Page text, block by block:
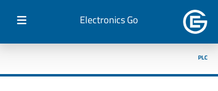
Electronics Go
PLC